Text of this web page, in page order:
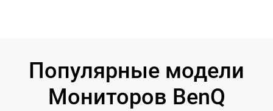
Популярные модели
Мониторов BenQ